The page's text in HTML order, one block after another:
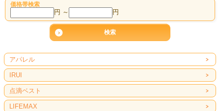
価格帯検索
円 ～ 円
アパレル
IRUI
点滴ベスト
LIFEMAX